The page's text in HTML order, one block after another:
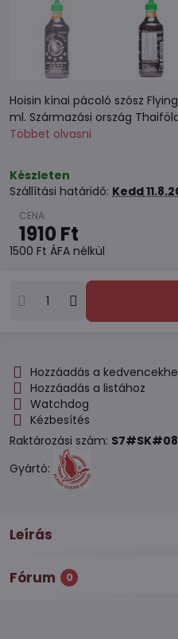
Hoisin kínai pácoló szósz
ml. Származási ország
Többet olvasni
Készleten
Szállítási határidő: Kedd
1910 Ft
1500 Ft ÁFA nélkül
Hozzáadás a
Hozzáadás a listához
Watchdog
Kézbesítés
Raktározási szám:
Gyártó:
Leírás
Fórum 0